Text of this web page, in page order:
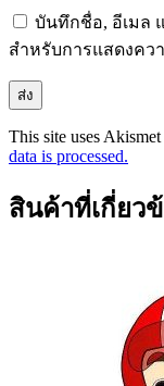
บันทึกชื่อ, อีเมล
สำหรับการแสดงคว
This site uses
data is processed.
สินค้าที่เกี่ยว